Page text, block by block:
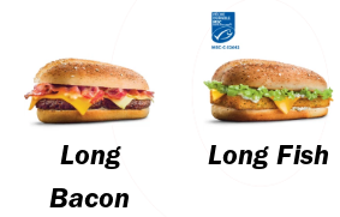
Long
Bacon
Long Fish